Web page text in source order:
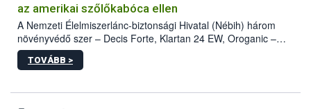
az amerikai szőlőkabóca ellen
A Nemzeti Élelmiszerlánc-biztonsági Hivatal (Nébih) három
növényvédő szer – Decis Forte, Klartan 24 EW, Oroganic –
engedélyokiratát módosította, így azok a szüretet követően,
egészen a vesszőérettség (BBCH 91) stádiumáig
érésű szőlőkben is legyen lehetőség a károsító elleni további
TOVÁBB >